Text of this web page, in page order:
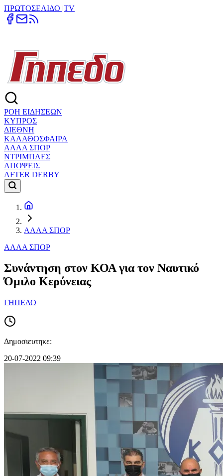
ΠΡΩΤΟΣΕΛΙΔΟ |TV
ΡΟΗ ΕΙΔΗΣΕΩΝ
ΚΥΠΡΟΣ
ΔΙΕΘΝΗ
ΚΑΛΑΘΟΣΦΑΙΡΑ
ΑΛΛΑ ΣΠΟΡ
ΝΤΡΙΜΠΛΕΣ
ΑΠΟΨΕΙΣ
AFTER DERBY
ΑΛΛΑ ΣΠΟΡ
ΑΛΛΑ ΣΠΟΡ
Συνάντηση στον ΚΟΑ για τον Ναυτικό
Όμιλο Κερύνειας
ΓΗΠΕΔΟ
Δημοσιευτηκε:
20-07-2022 09:39